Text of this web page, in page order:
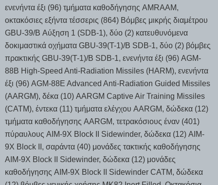
ενενήντα έξι (96) τμήματα καθοδήγησης AMRAAM,
οκτακόσιες εξήντα τέσσερις (864) Βόμβες μικρής διαμέτρου
GBU-39/B Αύξηση 1 (SDB-1), δύο (2) κατευθυνόμενα
δοκιμαστικά οχήματα GBU-39(T-1)/B SDB-1, δύο (2) βόμβες
πρακτικής GBU-39(T-1)/B SDB-1, ενενήντα έξι (96) AGM-
88B High-Speed Anti-Radiation Missiles (HARM), ενενήντα
έξι (96) AGM-88E Advanced Anti-Radiation Guided Missiles
(AARGM), δέκα (10) AARGM Captive Air Training Missiles
(CATM), έντεκα (11) τμήματα ελέγχου AARGM, δώδεκα (12)
τμήματα καθοδήγησης AARGM, τετρακόσιους έναν (401)
πύραυλους AIM-9X Block II Sidewinder, δώδεκα (12) AIM-
9X Block II, σαράντα (40) μονάδες τακτικής καθοδήγησης
AIM-9X Block II Sidewinder, δώδεκα (12) μονάδες
καθοδήγησης AIM-9X Block II Sidewinder CATM, δώδεκα